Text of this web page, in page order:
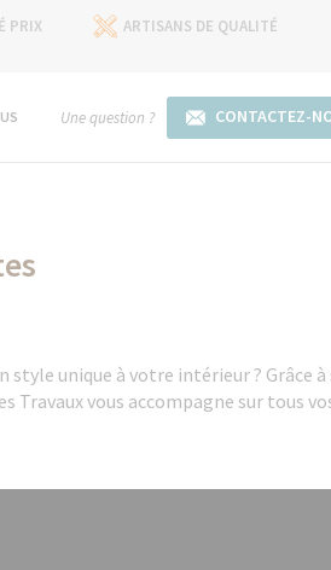
PRIX
ARTISANS DE QUALITÉ
Une question ? CONTACTEZ-
unique à votre intérieur ? Grâce à
Travaux vous accompagne sur tous